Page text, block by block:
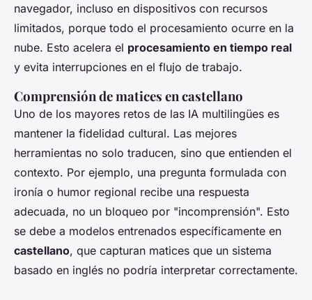
navegador, incluso en dispositivos con recursos
limitados, porque todo el procesamiento ocurre en la
nube. Esto acelera el procesamiento en tiempo real
y evita interrupciones en el flujo de trabajo.
Comprensión de matices en castellano
Uno de los mayores retos de las IA multilingües es
mantener la fidelidad cultural. Las mejores
herramientas no solo traducen, sino que entienden el
contexto. Por ejemplo, una pregunta formulada con
ironía o humor regional recibe una respuesta
adecuada, no un bloqueo por "incomprensión". Esto
se debe a modelos entrenados específicamente en
castellano, que capturan matices que un sistema
basado en inglés no podría interpretar correctamente.